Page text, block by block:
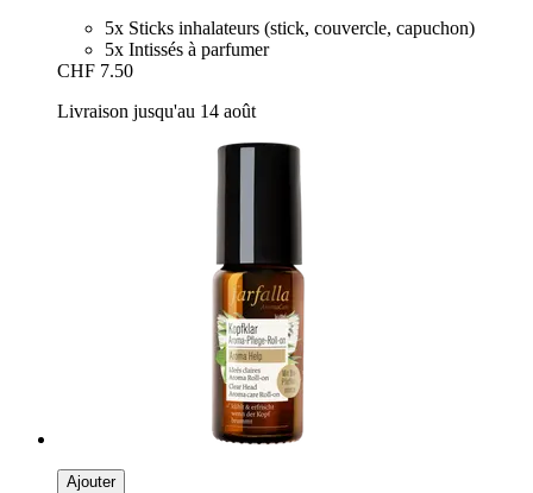
5x Sticks inhalateurs (stick, couvercle, capuchon)
5x Intissés à parfumer
CHF 7.50
Livraison jusqu'au 14 août
Ajouter